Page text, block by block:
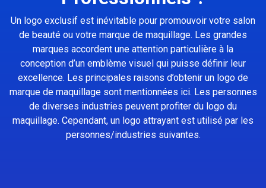
Un logo exclusif est inévitable pour promouvoir votre salon
de beauté ou votre marque de maquillage. Les grandes
marques accordent une attention particulière à la
conception d’un emblème visuel qui puisse définir leur
excellence. Les principales raisons d’obtenir un logo de
marque de maquillage sont mentionnées ici. Les personnes
de diverses industries peuvent profiter du logo du
maquillage. Cependant, un logo attrayant est utilisé par les
personnes/industries suivantes.